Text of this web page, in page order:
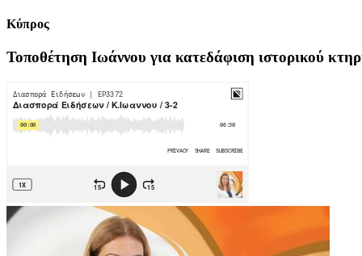
Κύπρος
Τοποθέτηση Ιωάννου για κατεδάφιση ιστορικού